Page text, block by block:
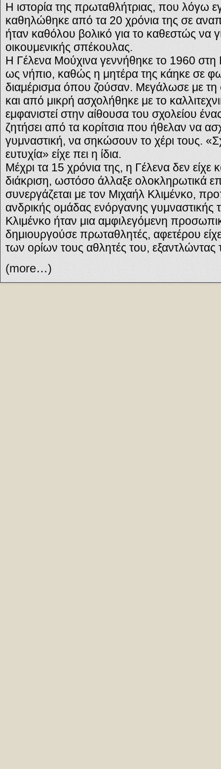
Η ιστορία της πρωταθλήτριας, που λόγω
καθηλώθηκε από τα 20 χρόνια της σε
ήταν καθόλου βολικό για το καθεστώς να
οικουμενικής σπέκουλας.
Η Γέλενα Μούχινα γεννήθηκε το 1960 στη
ως νήπιο, καθώς η μητέρα της κάηκε σε
διαμέρισμα όπου ζούσαν. Μεγάλωσε με τη
και από μικρή ασχολήθηκε με το
εμφανιστεί στην αίθουσα του σχολείου
ζητήσει από τα κορίτσια που ήθελαν να
γυμναστική, να σηκώσουν το χέρι τους.
ευτυχία» είχε πει η ίδια.
Μέχρι τα 15 χρόνια της, η Γέλενα δεν είχε
διάκριση, ωστόσο άλλαξε ολοκληρωτικά
συνεργάζεται με τον Μιχαήλ Κλιμένκο,
ανδρικής ομάδας ενόργανης γυμναστικής
Κλιμένκο ήταν μια αμφιλεγόμενη
δημιουργούσε πρωταθλητές, αφετέρου
των ορίων τους αθλητές του, εξαντλώντας
(more…)